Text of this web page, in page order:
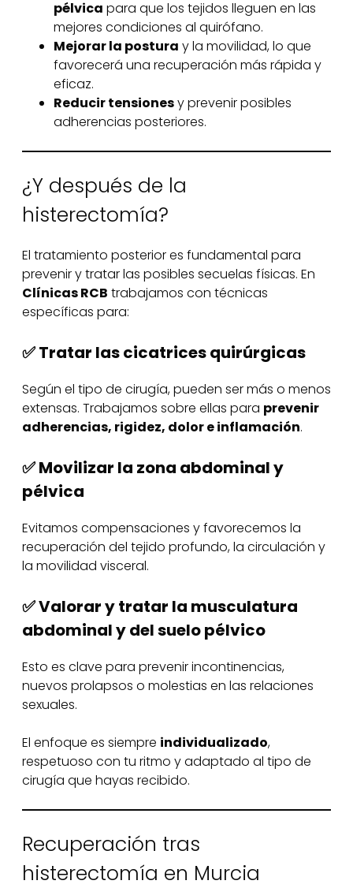
pélvica para que los tejidos lleguen en las
mejores condiciones al quirófano.
Mejorar la postura y la movilidad, lo que
favorecerá una recuperación más rápida y
eficaz.
Reducir tensionesy prevenir posibles
adherencias posteriores.
¿Y después de la
histerectomía?
El tratamiento posterior es fundamental para
prevenir y tratar las posibles secuelas físicas. En
Clínicas RCB trabajamos con técnicas
específicas para:
✅ Tratar las cicatrices quirúrgicas
Según el tipo de cirugía, pueden ser más o menos
extensas. Trabajamos sobre ellas para prevenir
adherencias, rigidez, dolor e inflamación.
✅ Movilizar la zona abdominal y
pélvica
Evitamos compensaciones y favorecemos la
recuperación del tejido profundo, la circulación y
la movilidad visceral.
✅ Valorar y tratar la musculatura
abdominal y del suelo pélvico
Esto es clave para prevenir incontinencias,
nuevos prolapsos o molestias en las relaciones
sexuales.
El enfoque es siempre individualizado,
respetuoso con tu ritmo y adaptado al tipo de
cirugía que hayas recibido.
Recuperación tras
histerectomía en Murcia